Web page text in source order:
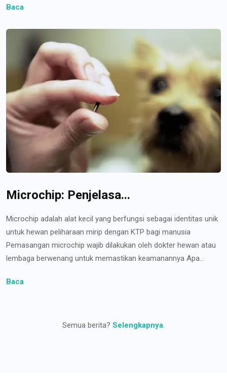
Baca
Microchip: Penjelasa...
Microchip adalah alat kecil yang berfungsi sebagai identitas unik
untuk hewan peliharaan mirip dengan KTP bagi manusia
Pemasangan microchip wajib dilakukan oleh dokter hewan atau
lembaga berwenang untuk memastikan keamanannya Apa...
Baca
Semua berita? Selengkapnya